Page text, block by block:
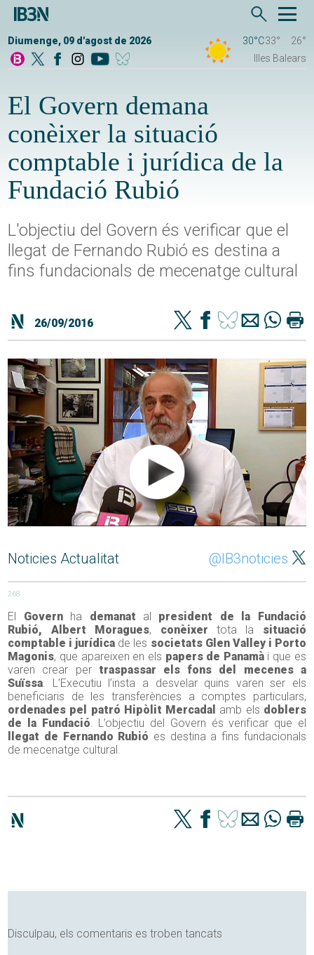
Diumenge, 09 d'agost de 2026 30°C33°
26°
Illes Balears
El Govern demana
conèixer la situació
comptable i jurídica de la
Fundació Rubió
L'objectiu del Govern és verificar que el
llegat de Fernando Rubió es destina a
fins fundacionals de mecenatge cultural
26/09/2016
Noticies Actualitat @IB3noticies
268
El Governha demanat al president de la Fundació
Rubió, Albert Moragues, conèixer tota la situació
comptable i jurídica de les societats Glen Valley i Porto
Magonis, que apareixen en els papers de Panamài que es
varen crear per traspassar els fons del mecenes a
Suïssa. L’Executiu l’insta a desvelar quins varen ser els
beneficiaris de les transferències a comptes particulars,
ordenades pel patró Hipòlit Mercadal amb els doblers
de la Fundació. L’objectiu del Govern és verificar que el
llegat de Fernando Rubió es destina a fins fundacionals
de mecenatge cultural.
Disculpau, els comentaris es troben tancats